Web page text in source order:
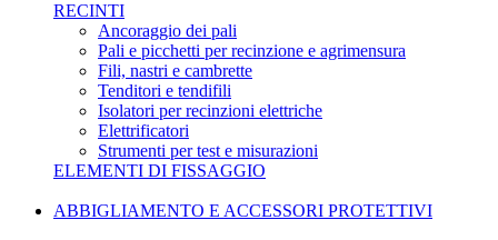
RECINTI
Ancoraggio dei pali
Pali e picchetti per recinzione e agrimensura
Fili, nastri e cambrette
Tenditori e tendifili
Isolatori per recinzioni elettriche
Elettrificatori
Strumenti per test e misurazioni
ELEMENTI DI FISSAGGIO
ABBIGLIAMENTO E ACCESSORI PROTETTIVI